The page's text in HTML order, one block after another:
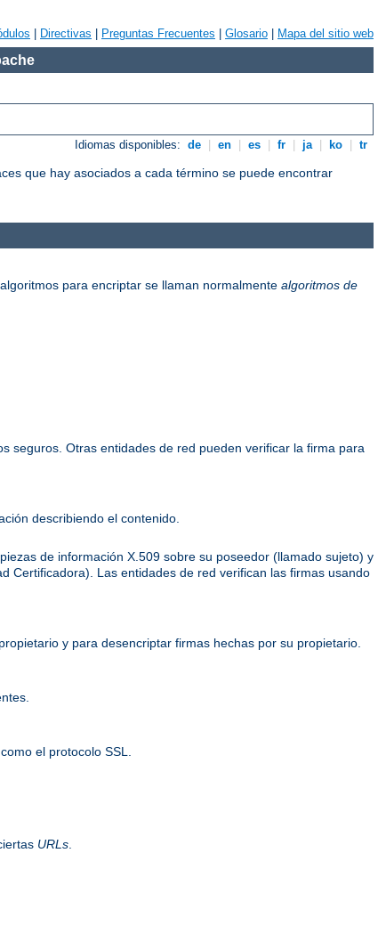
Directivas Preguntas Frecuentes Glosario Mapa del sitio web
Idiomas disponibles: de en es fr ja ko tr
que hay asociados a cada término se puede encontrar
para encriptar se llaman normalmente algoritmos de
seguros. Otras entidades de red pueden verificar la firma para
describiendo el contenido.
de información X.509 sobre su poseedor (llamado sujeto) y
Certificadora). Las entidades de red verifican las firmas usando
y para desencriptar firmas hechas por su propietario.
el protocolo SSL.
URLs